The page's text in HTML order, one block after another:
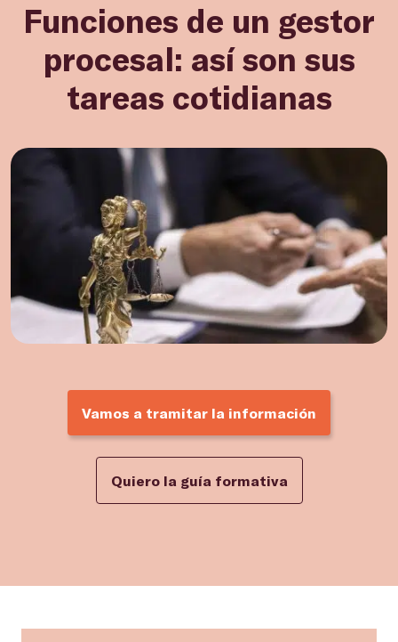
Funciones de un gestor
procesal: así son sus
tareas cotidianas
Vamos a tramitar la información
Quiero la guía formativa